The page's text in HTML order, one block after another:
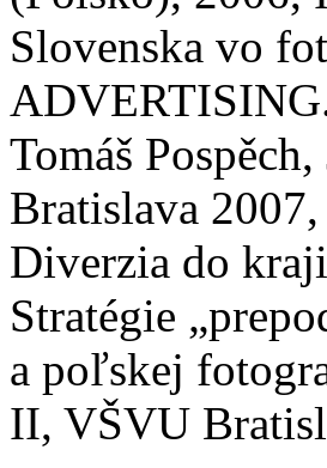
Slovenska vo
Tomáš
Bratislava
Diverzia do
Stratégie
a poľskej
II, VŠVU